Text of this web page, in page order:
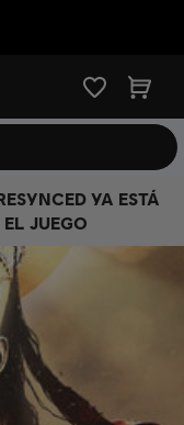
YA ESTÁ
JUEGO